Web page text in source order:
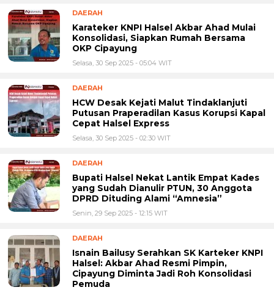
DAERAH
Karateker KNPI Halsel Akbar Ahad Mulai
Konsolidasi, Siapkan Rumah Bersama
OKP Cipayung
Selasa, 30 Sep 2025 - 05:04 WIT
DAERAH
HCW Desak Kejati Malut Tindaklanjuti
Putusan Praperadilan Kasus Korupsi Kapal
Cepat Halsel Express
Selasa, 30 Sep 2025 - 02:30 WIT
DAERAH
Bupati Halsel Nekat Lantik Empat Kades
yang Sudah Dianulir PTUN, 30 Anggota
DPRD Dituding Alami “Amnesia”
Senin, 29 Sep 2025 - 12:15 WIT
DAERAH
Isnain Bailusy Serahkan SK Karteker KNPI
Halsel: Akbar Ahad Resmi Pimpin,
Cipayung Diminta Jadi Roh Konsolidasi
Pemuda